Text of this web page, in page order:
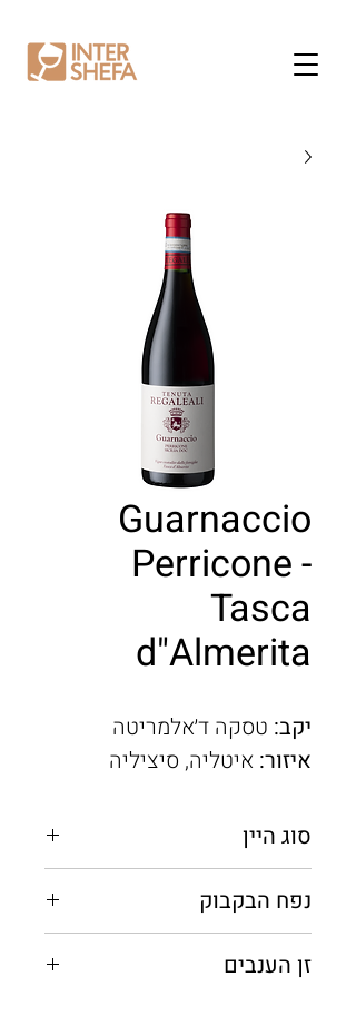
Guarnaccio
Perricone -
Tasca
d"Almerita
יקב: טסקה ד׳אלמריטה
איזור: איטליה, סיציליה
סוג היין
נפח הבקבוק
זן הענבים